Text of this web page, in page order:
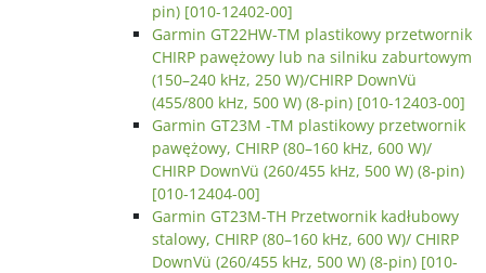
pin) [010-12402-00]
Garmin GT22HW-TM plastikowy przetwornik
CHIRP pawężowy lub na silniku zaburtowym
(150–240 kHz, 250 W)/CHIRP DownVü
(455/800 kHz, 500 W) (8-pin) [010-12403-00]
Garmin GT23M -TM plastikowy przetwornik
pawężowy, CHIRP (80–160 kHz, 600 W)/
CHIRP DownVü (260/455 kHz, 500 W) (8-pin)
[010-12404-00]
Garmin GT23M-TH Przetwornik kadłubowy
stalowy, CHIRP (80–160 kHz, 600 W)/ CHIRP
DownVü (260/455 kHz, 500 W) (8-pin) [010-